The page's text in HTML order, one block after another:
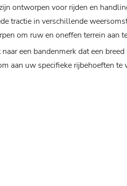
ontworpen voor rijden en
tractie in verschillende
om ruw en oneffen terrein aan
een bandenmerk dat een breed
aan uw specifieke rijbehoeften